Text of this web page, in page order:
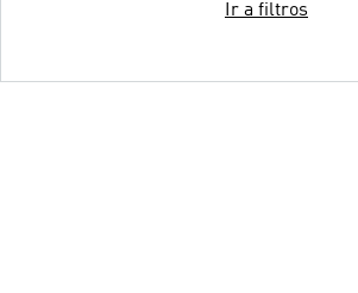
Ir a filtros